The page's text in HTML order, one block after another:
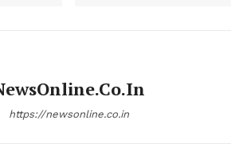
https://newsonline.co.in